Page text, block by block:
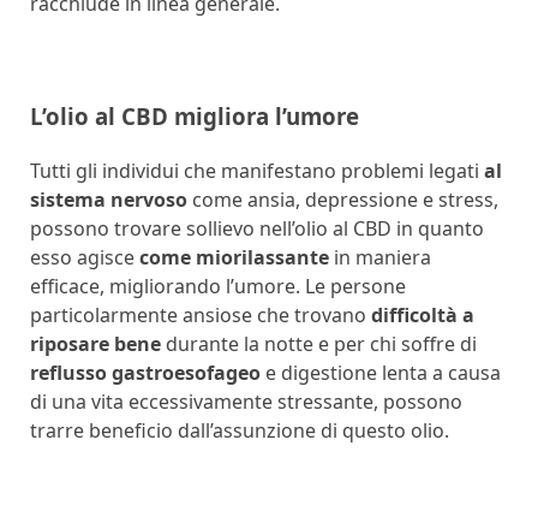
L’olio al CBD migliora l’umore
Tutti gli individui che manifestano problemi legati al
sistema nervoso come ansia, depressione e stress,
possono trovare sollievo nell’olio al CBD in quanto
esso agiscecome miorilassante in maniera
efficace, migliorando l’umore. Le persone
particolarmente ansiose che trovano difficoltà a
riposare bene durante la notte e per chi soffre di
reflusso gastroesofageo e digestione lenta a causa
di una vita eccessivamente stressante, possono
trarre beneficio dall’assunzione di questo olio.